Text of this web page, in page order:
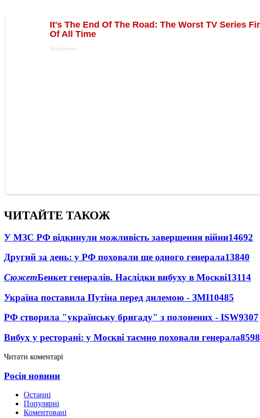
ЧИТАЙТЕ ТАКОЖ
У МЗС РФ відкинули можливість завершення війни14692
Другий за день: у РФ поховали ще одного генерала13840
СюжетБенкет генералів. Наслідки вибуху в Москві13114
Україна поставила Путіна перед дилемою - ЗМІ10485
РФ створила "українську бригаду" з полонених - ISW9307
Вибух у ресторані: у Москві таємно поховали генерала8598
Читати коментарі
Росія новини
Останні
Популярні
Коментовані